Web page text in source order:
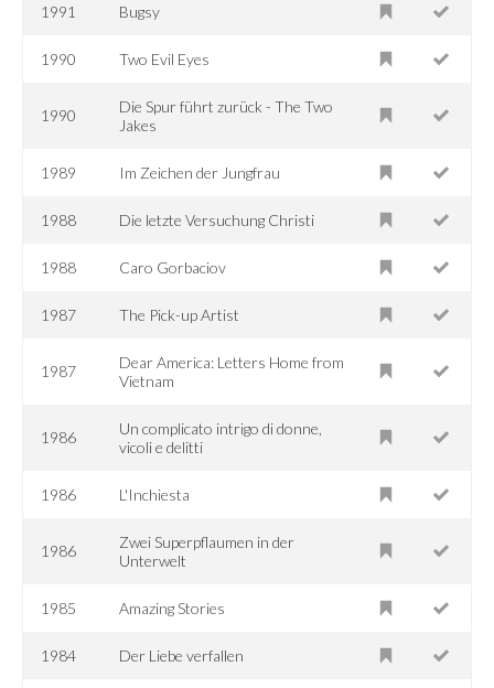
1991 Bugsy
1990 Two Evil Eyes
1990
Die Spur führt zurück - The Two
Jakes
1989 Im Zeichen der Jungfrau
1988 Die letzte Versuchung Christi
1988 Caro Gorbaciov
1987 The Pick-up Artist
1987
Dear America: Letters Home from
Vietnam
1986
Un complicato intrigo di donne,
vicoli e delitti
1986 L'Inchiesta
1986
Zwei Superpflaumen in der
Unterwelt
1985 Amazing Stories
1984 Der Liebe verfallen